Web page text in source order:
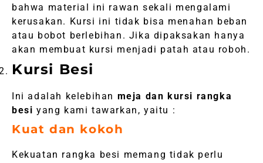
bahwa material ini rawan sekali mengalami
kerusakan. Kursi ini tidak bisa menahan beban
atau bobot berlebihan. Jika dipaksakan hanya
akan membuat kursi menjadi patah atau roboh.
Kursi Besi
Ini adalah kelebihan meja dan kursi rangka
besi yang kami tawarkan, yaitu :
Kuat dan kokoh
Kekuatan rangka besi memang tidak perlu